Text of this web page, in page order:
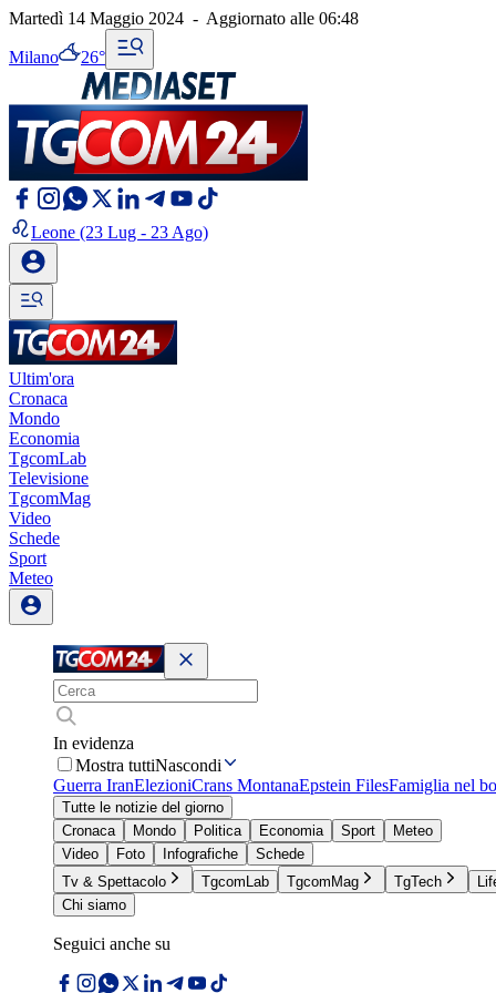
Martedì 14 Maggio 2024 - Aggiornato alle 06:48
Milano 26°
Leone (23 Lug - 23 Ago)
Ultim'ora
Cronaca
Mondo
Economia
TgcomLab
Televisione
TgcomMag
Video
Schede
Sport
Meteo
In evidenza
Mostra tuttiNascondi
Guerra IranElezioniCrans MontanaEpstein FilesFamiglia nel
Tutte le notizie del giorno
Cronaca
Mondo Politica Economia Sport
Meteo
Video
Foto Infografiche
Schede
Tv & Spettacolo
TgcomLab TgcomMag TgTech
Chi siamo
Seguici anche su